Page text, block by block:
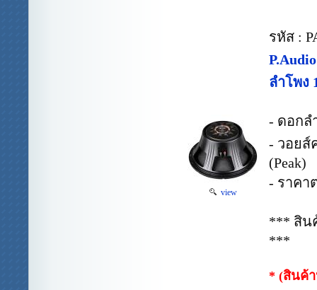
view
รหัส :
ลำโพง
- ดอกล
- วอยส์
(Peak)
- ราคา
*** สิน
***
* (สินค้